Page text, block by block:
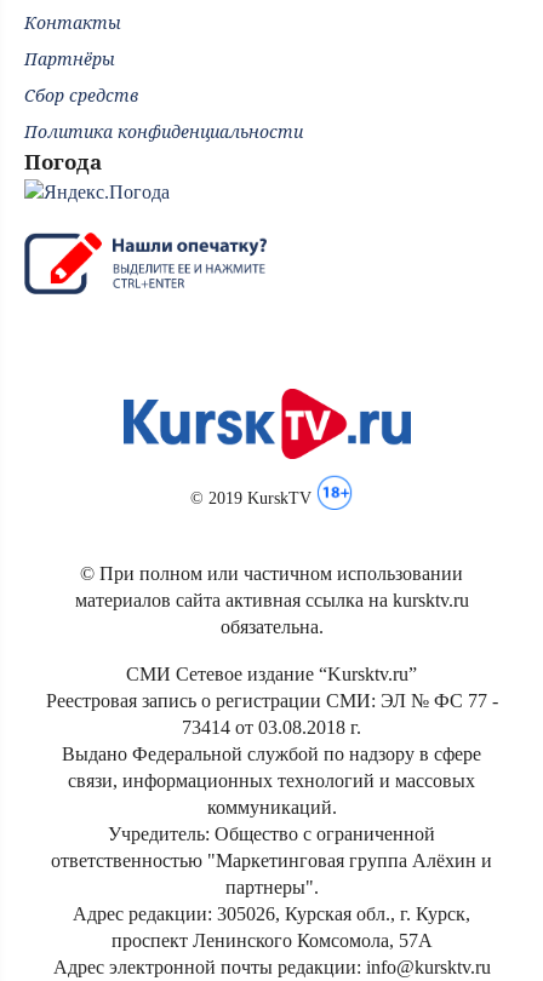
Контакты
Партнёры
Сбор средств
Политика конфиденциальности
Погода
© 2019 KurskTV
© При полном или частичном использовании
материалов сайта активная ссылка на kursktv.ru
обязательна.
СМИ Сетевое издание “Kursktv.ru”
Реестровая запись о регистрации СМИ: ЭЛ № ФС 77 -
73414 от 03.08.2018 г.
Выдано Федеральной службой по надзору в сфере
связи, информационных технологий и массовых
коммуникаций.
Учредитель: Общество с ограниченной
ответственностью "Маркетинговая группа Алёхин и
партнеры".
Адрес редакции: 305026, Курская обл., г. Курск,
проспект Ленинского Комсомола, 57А
Адрес электронной почты редакции: info@kursktv.ru